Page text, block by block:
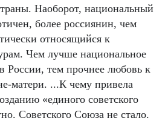
Наоборот, национальный
более россиянин, чем
относящийся к
Чем лучше национальное
России, тем прочнее любовь к
матери. ...К чему привела
«единого советского
Советского Союза не стало.